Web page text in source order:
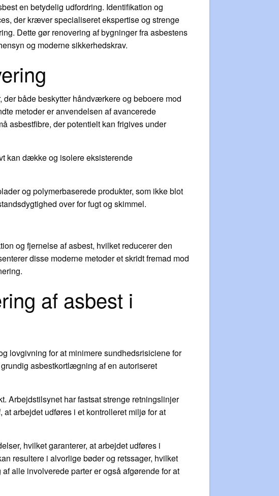
en betydelig udfordring. Identifikation og
der kræver specialiseret ekspertise og strenge
Dette gør renovering af bygninger fra asbestens
og moderne sikkerhedskrav.
både beskytter håndværkere og beboere mod
metoder er anvendelsen af avancerede
asbestfibre, der potentielt kan frigives under
kan dække og isolere eksisterende
og polymerbaserede produkter, som ikke blot
over for fugt og skimmel.
og fjernelse af asbest, hvilket reducerer den
disse moderne metoder et skridt fremad mod
af asbest i
lovgivning for at minimere sundhedsrisiciene for
asbestkortlægning af en autoriseret
Arbejdstilsynet har fastsat strenge retningslinjer
arbejdet udføres i et kontrolleret miljø for at
hvilket garanterer, at arbejdet udføres i
resultere i alvorlige bøder og retssager, hvilket
alle involverede parter er også afgørende for at